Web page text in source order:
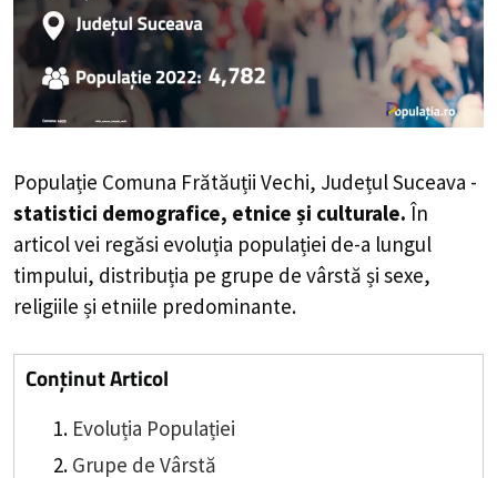
Populație Comuna Frătăuții Vechi, Județul Suceava -
statistici demografice, etnice și culturale. În
articol vei regăsi evoluția populației de-a lungul
timpului, distribuția pe grupe de vârstă și sexe,
religiile și etniile predominante.
Conținut Articol
Evoluția Populației
Grupe de Vârstă